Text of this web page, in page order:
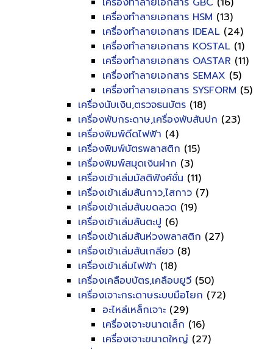
เครื่องทำลายเอกสาร HSM (13)
เครื่องทำลายเอกสาร IDEAL (24)
เครื่องทำลายเอกสาร KOSTAL (1)
เครื่องทำลายเอกสาร OASTAR (11)
เครื่องทำลายเอกสาร SEMAX (5)
เครื่องทำลายเอกสาร SYSFORM (5)
เครื่องนับเงิน,ตรวจธนบัตร (18)
เครื่องพับกระดาษ,เครื่องพับสันปก (23)
เครื่องพิมพ์ดีดไฟฟ้า (4)
เครื่องพิมพ์บัตรพลาสติก (15)
เครื่องพิมพ์สมุดเงินฝาก (3)
เครื่องเข้าเล่มมัลติฟังค์ชั่น (11)
เครื่องเข้าเล่มสันกาว,ไสกาว (7)
เครื่องเข้าเล่มสันขดลวด (19)
เครื่องเข้าเล่มสันตะปู (6)
เครื่องเข้าเล่มสันห่วงพลาสติก (27)
เครื่องเข้าเล่มสันเกลียว (8)
เครื่องเข้าเล่มไฟฟ้า (18)
เครื่องเคลือบบัตร,เคลือบยูวี (50)
เครื่องเจาะกระดาษระบบมือโยก (72)
อะไหล่เหล็กเจาะ (29)
เครื่องเจาะขนาดเล็ก (16)
เครื่องเจาะขนาดใหญ่ (27)